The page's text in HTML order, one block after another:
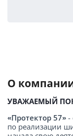
О
УВАЖАЕМЫЙ
«Протектор 57» -
по реализации